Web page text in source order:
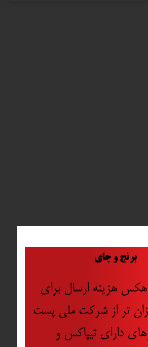
برنج و چای
هزینه ارسال برای
تر از شرکت ملی پست
دارای تیپاکس و